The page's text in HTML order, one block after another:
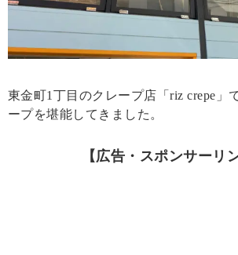
東金町1丁目のクレープ店「riz crepe」
ープを堪能してきました。
【広告・スポンサーリ